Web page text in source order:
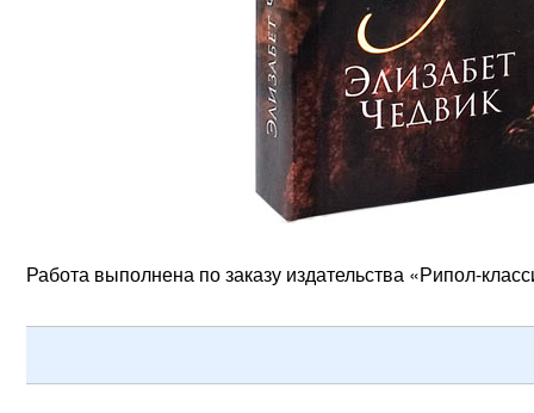
Работа выполнена по заказу издательства «Рипол-